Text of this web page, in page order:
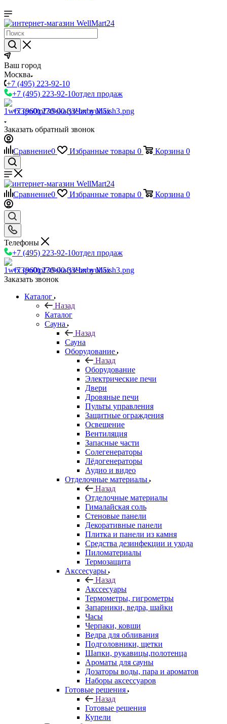
Ваш город
Москва
+7 (495) 223-92-10
+7 (495) 223-92-10отдел продаж
+7 (960) 230-00-33Чат в Max
Заказать обратный звонок
Сравнение0 Избранные товары 0 Корзина 0
Сравнение0 Избранные товары 0 Корзина 0
Телефоны
+7 (495) 223-92-10отдел продаж
+7 (960) 230-00-33Чат в Max
Заказать звонок
Каталог
Назад
Каталог
Сауна
Назад
Сауна
Оборудование
Назад
Оборудование
Электрические печи
Двери
Дровяные печи
Пульты управления
Защитные ограждения
Освещение
Вентиляция
Запасные части
Солегенераторы
Лёдогенераторы
Аудио и видео
Отделочные материалы
Назад
Отделочные материалы
Гималайская соль
Стеновые панели
Декоративные панели
Плитка и панели из камня
Средства дезинфекции и ухода
Пиломатериалы
Термозащита
Аксcесуары
Назад
Аксcесуары
Термометры, гигрометры
Запарники, ведра, шайки
Часы
Черпаки, ковши
Ведра для обливания
Подголовники, щетки
Шапки, рукавицы,полотенца
Ароматы для сауны
Дозаторы воды, пара и ароматов
Наборы аксессуаров
Готовые решения
Назад
Готовые решения
Купели